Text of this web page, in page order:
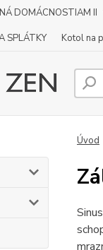
DOMÁCNOSTIAM II
SPLÁTKY Kotol na
Úvod